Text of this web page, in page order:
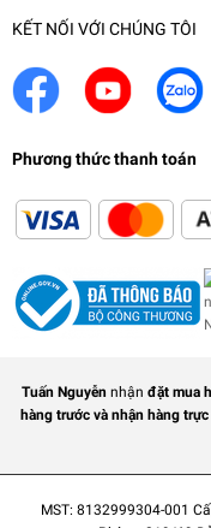
KẾT NỐI VỚI CHÚNG TÔI
Phương thức thanh toán
Tuấn Nguyễn nhận đặt mua
hàng trước và nhận hàng
MST: 8132999304-001